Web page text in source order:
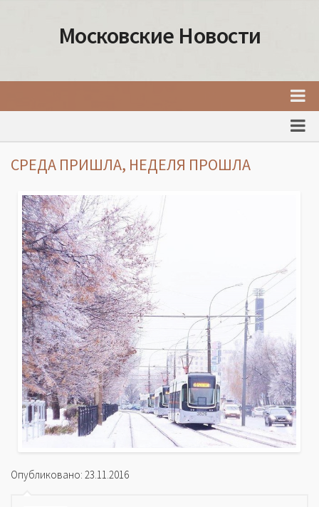
Московские Новости
События Москвы
Интересные места Москвы
Факты о Москве
Москва
Товары и услуги Москвы
СРЕДА ПРИШЛА, НЕДЕЛЯ ПРОШЛА
Опубликовано: 23.11.2016